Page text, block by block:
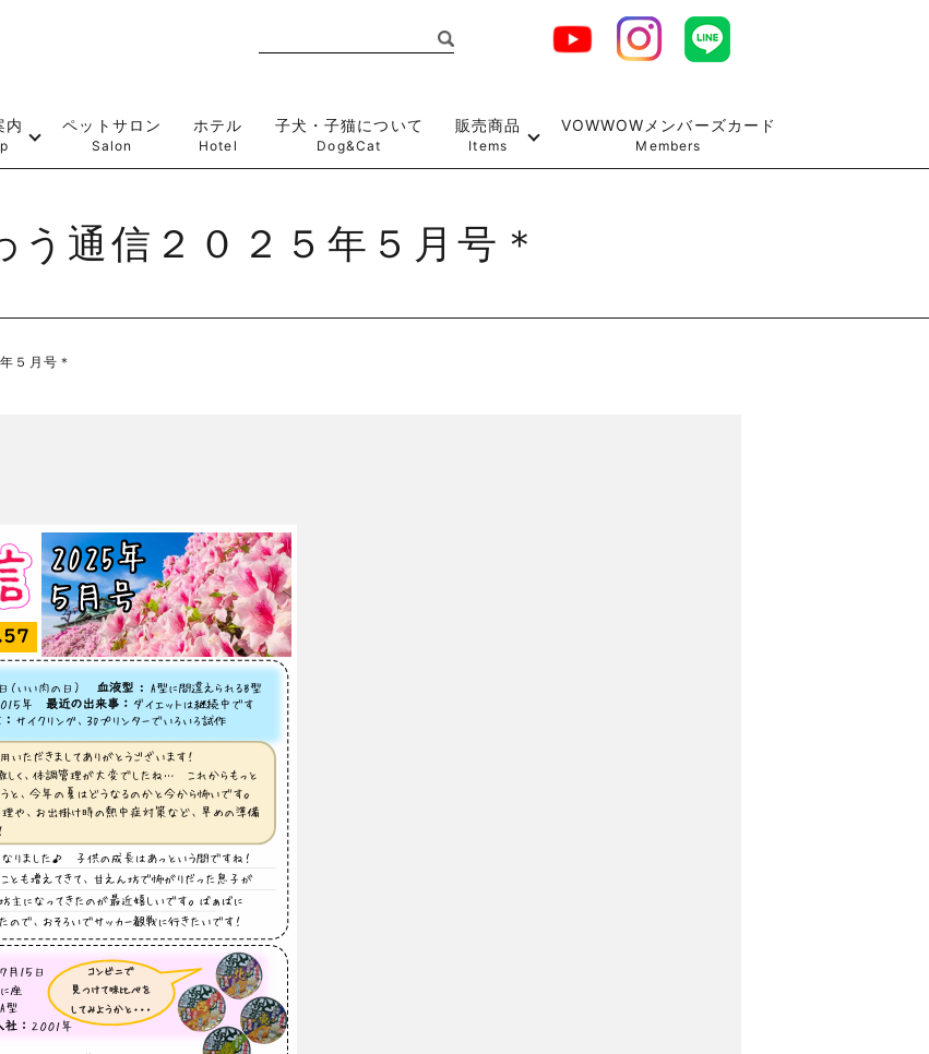
内 ペットサロン
Salon
ホテル
Hotel
子犬・子猫について
Dog&Cat
販売商品
Items
VOWWOWメンバーズカード
Members
う通信２０２５年５月号＊
５月号＊